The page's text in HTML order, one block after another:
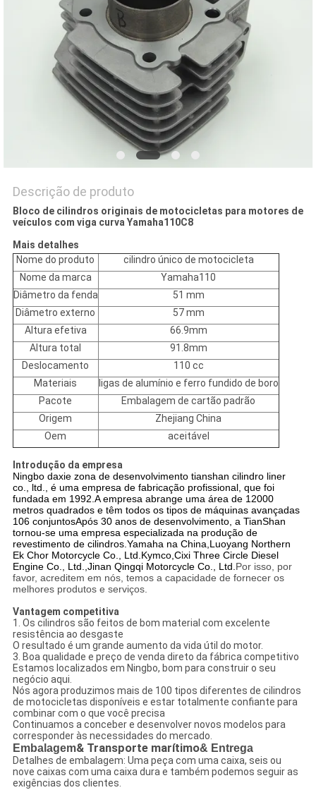
PRIVACY
POLICY
Descrição de produto
Bloco de cilindros originais de motocicletas para motores de
veículos com viga curva Yamaha110C8
Mais detalhes
Nome do produto
cilindro único de motocicleta
Nome da marca
Yamaha110
Diâmetro da fenda
51 mm
Diâmetro externo
57 mm
Altura efetiva
66.9mm
Altura total
91.8mm
Deslocamento
110 cc
Materiais
ligas de alumínio e ferro fundido de boro
Pacote
Embalagem de cartão padrão
Origem
Zhejiang China
Oem
aceitável
Introdução da empresa
Ningbo daxie zona de desenvolvimento tianshan cilindro liner
co., ltd., é uma empresa de fabricação profissional, que foi
fundada em 1992.A empresa abrange uma área de 12000
metros quadrados e têm todos os tipos de máquinas avançadas
106 conjuntosApós 30 anos de desenvolvimento, a TianShan
tornou-se uma empresa especializada na produção de
revestimento de cilindros.Yamaha na China,Luoyang Northern
Ek Chor Motorcycle Co., Ltd.Kymco,Cixi Three Circle Diesel
Engine Co., Ltd.,Jinan Qingqi Motorcycle Co., Ltd.Por isso, por
favor, acreditem em nós, temos a capacidade de fornecer os
melhores produtos e serviços.
Vantagem competitiva
1. Os cilindros são feitos de bom material com excelente
resistência ao desgaste
O resultado é um grande aumento da vida útil do motor.
3. Boa qualidade e preço de venda direto da fábrica competitivo
Estamos localizados em Ningbo, bom para construir o seu
negócio aqui.
Nós agora produzimos mais de 100 tipos diferentes de cilindros
de motocicletas disponíveis e estar totalmente confiante para
combinar com o que você precisa
Continuamos a conceber e desenvolver novos modelos para
corresponder às necessidades do mercado.
Embalagem& Transporte marítimo& Entrega
Detalhes de embalagem: Uma peça com uma caixa, seis ou
nove caixas com uma caixa dura e também podemos seguir as
exigências dos clientes.